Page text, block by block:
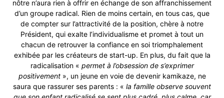
nôtre n’aura rien à offrir en échange de son affranchissement
d’un groupe radical. Rien de moins certain, en tous cas, que
de compter sur l’attractivité de la position, chère à notre
Président, qui exalte l’individualisme et promet à tout un
chacun de retrouver la confiance en soi triomphalement
exhibée par les créateurs de start-up. En plus, du fait que la
radicalisation « permet à l’obsession de s’exprimer
positivement », un jeune en voie de devenir kamikaze, ne
saura que rassurer ses parents : « la famille observe souvent